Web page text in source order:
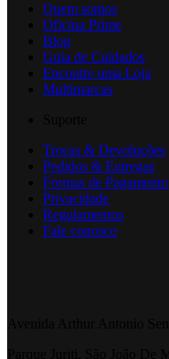
Quem somos
Oficina Prime
Blog
Guia de Cuidados
Encontre uma Loja
Multimarcas
Trocas & Devoluções
Pedidos & Entregas
Formas de Pagamento
Privacidade
Regulamentos
Fale conosco